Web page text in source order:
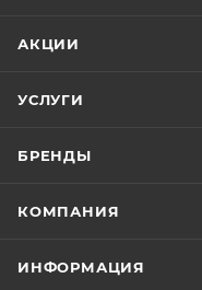
АКЦИИ
УСЛУГИ
БРЕНДЫ
КОМПАНИЯ
ИНФОРМАЦИЯ